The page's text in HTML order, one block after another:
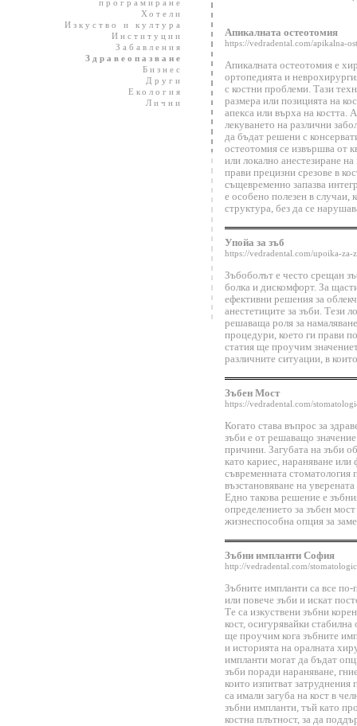
програмиране
Хотели
Изкуство и култура
Институции
Забавления
Здравеопазване
Бизнес
Други
Екология
Лични
Апикалната остеотомия
https://vedradental.com/apikalna-
Апикалната остеотомия е
ортопедията и
с костни проблеми. Тази
размера или позицията на
апекса или върха на костта.
лекуването на различни
да бъдат решени с
остеотомия се извършва от
или локално анестезиране
прави прецизни срезове в
същевременно запазва
е особено полезен в случаи,
структура, без да се
Упойа за зъб
https://vedradental.com/upoika-za-
Зъбоболът е често срещан
болка и дискомфорт. За
ефективни решения за
анестетиците за зъби. Тези
решаваща роля за
процедури, което ги прави
статия ще проучим
различните ситуации, в
Зъбен Мост
https://vedradental.com/
Когато става въпрос за
зъби е от решаващо
причини. Загубата на зъби
като кариес, нараняване или
съвременната стоматология
възстановяване на
Едно такова решение е
определението за зъбен
жизнеспособна опция за
Зъбни импланти София
http://vedradental.com/
Зъбните импланти са все по-
или повече зъби и искат
Те са изкуствени зъбни
кост, осигурявайки
ще проучим кога зъбните
и историята на оралната
импланти могат да бъдат
зъби поради нараняване,
които изпитват
са имали загуба на кост в
зъбни импланти, тъй като
костна плътност, за да